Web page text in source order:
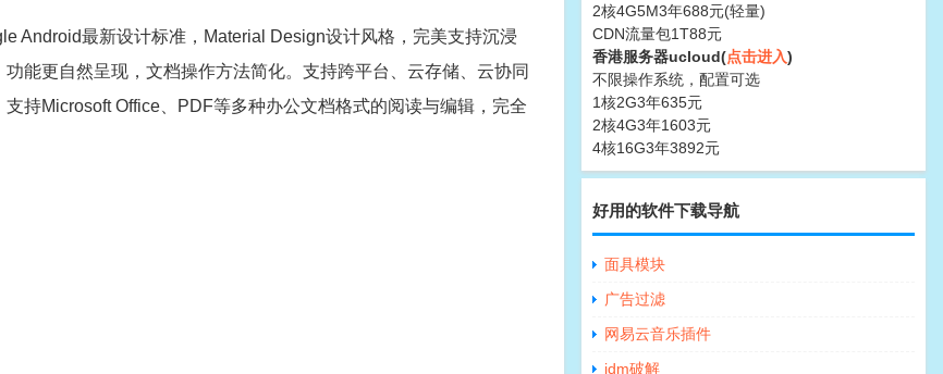
Android最新设计标准，Material Design设计风格，完美支持沉浸
能更自然呈现，文档操作方法简化。支持跨平台、云存储、云协同
持Microsoft Office、PDF等多种办公文档格式的阅读与编辑，完全
2核4G5M3年688元(轻量)
CDN流量包1T88元
香港服务器ucloud(点击进入)
不限操作系统，配置可选
1核2G3年635元
2核4G3年1603元
4核16G3年3892元
好用的软件下载导航
面具模块
广告过滤
网易云音乐插件
idm破解